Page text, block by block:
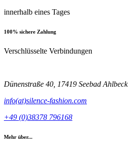
innerhalb eines Tages
100% sichere Zahlung
Verschlüsselte Verbindungen
Dünenstraße 40, 17419 Seebad Ahlbeck
info(at)silence-fashion.com
+49 (0)38378 796168
Mehr über...